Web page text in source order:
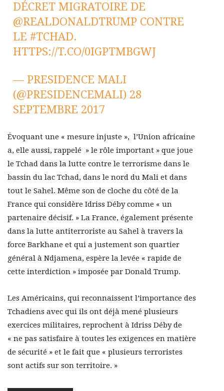
DÉCRET MIGRATOIRE DE
@REALDONALDTRUMP CONTRE
LE #TCHAD.
HTTPS://T.CO/0IGPTMBGWJ
— PRESIDENCE MALI
(@PRESIDENCEMALI) 28
SEPTEMBRE 2017
Évoquant une « mesure injuste », l’Union africaine
a, elle aussi, rappelé » le rôle important » que joue
le Tchad dans la lutte contre le terrorisme dans le
bassin du lac Tchad, dans le nord du Mali et dans
tout le Sahel. Même son de cloche du côté de la
France qui considère Idriss Déby comme « un
partenaire décisif. » La France, également présente
dans la lutte antiterroriste au Sahel à travers la
force Barkhane et qui a justement son quartier
général à Ndjamena, espère la levée « rapide de
cette interdiction » imposée par Donald Trump.
Les Américains, qui reconnaissent l’importance des
Tchadiens avec qui ils ont déjà mené plusieurs
exercices militaires, reprochent à Idriss Déby de
« ne pas satisfaire à toutes les exigences en matière
de sécurité » et le fait que « plusieurs terroristes
sont actifs sur son territoire. »